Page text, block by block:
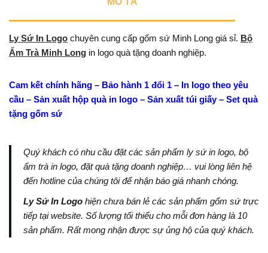
Ly Sứ In Logo chuyên cung cấp gốm sứ Minh Long giá sỉ. Bộ
Ấm Trà Minh Long in logo quà tặng doanh nghiệp.
Cam kết chính hãng – Bảo hành 1 đổi 1 – In logo theo yêu
cầu – Sản xuất hộp quà in logo – Sản xuất túi giấy – Set quà
tặng gốm sứ
Quý khách có nhu cầu đặt các sản phẩm ly sứ in logo, bộ
ấm trà in logo, đặt quà tặng doanh nghiệp… vui lòng liên hệ
đến hotline của chúng tôi để nhận báo giá nhanh chóng.
Ly Sứ In Logo hiện chưa bán lẻ các sản phẩm gốm sứ trực
tiếp tại website. Số lượng tối thiểu cho mỗi đơn hàng là 10
sản phẩm. Rất mong nhận được sự ủng hộ của quý khách.